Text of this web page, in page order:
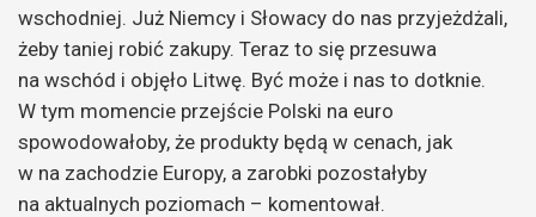
wschodniej. Już Niemcy i Słowacy do nas przyjeżdżali,
żeby taniej robić zakupy. Teraz to się przesuwa
na wschód i objęło Litwę. Być może i nas to dotknie.
W tym momencie przejście Polski na euro
spowodowałoby, że produkty będą w cenach, jak
w na zachodzie Europy, a zarobki pozostałyby
na aktualnych poziomach – komentował.